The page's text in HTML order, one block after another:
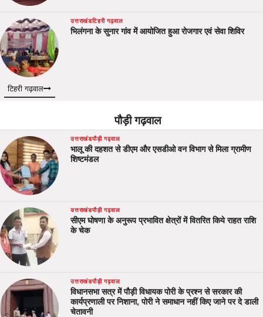
उत्तराखंडटिहरी गढ़वाल
भिलंगना के सुनार गांव में आयोजित हुआ रोजगार एवं सेवा शिविर
टिहरी गढ़वाल
पौड़ी गढ़वाल
उत्तराखंडपौड़ी गढ़वाल
भालू की दहशत से डीएम और एसडीओ वन विभाग से मिला ग्रामीण
शिष्टमंडल
उत्तराखंडपौड़ी गढ़वाल
सीएम घोषणा के अनुरूप प्रभावित क्षेत्रों में वितरित किये राहत राशि
के चेक
उत्तराखंडपौड़ी गढ़वाल
विधानसभा सत्र में पौड़ी विधायक पोरी के प्रश्न से सरकार की
कार्यप्रणाली पर निशाना, पोरी ने समाधान नहीं किए जाने पर दे डाली
चेतावनी